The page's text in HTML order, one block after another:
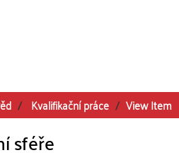
Kvalifikační práce View Item
sféře